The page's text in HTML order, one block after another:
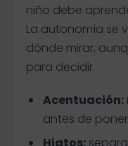
niño debe
La autonomía se
dónde mirar,
para decidir.
Acentuación:
antes de